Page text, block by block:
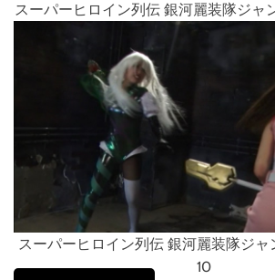
スーパーヒロイン列伝 銀河麗装隊ジャ
スーパーヒロイン列伝 銀河麗装隊ジャ
10